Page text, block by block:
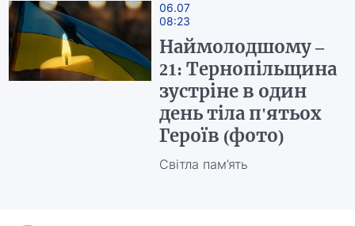
06.07
08:23
Наймолодшому –
21: Тернопільщина
зустріне в один
день тіла п'ятьох
Героїв (фото)
Світла пам’ять